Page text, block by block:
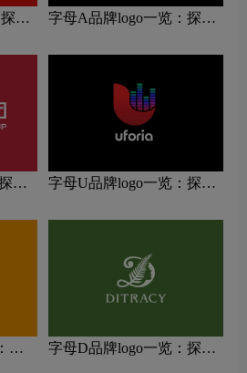
索
字母A品牌logo一览：探索
索
字母U品牌logo一览：探索
探
字母D品牌logo一览：探索